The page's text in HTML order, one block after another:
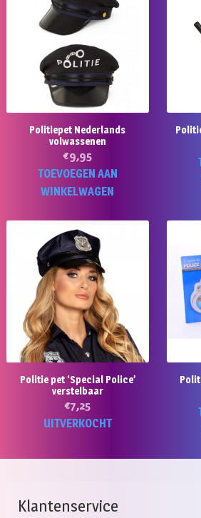
Politiepet Nederlands
volwassenen
€9,95
TOEVOEGEN AAN
WINKELWAGEN
Politie pet ‘Special Police’
verstelbaar
€7,25
UITVERKOCHT
Klantenservice